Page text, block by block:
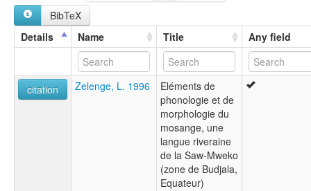
BibTeX
Details
Name Title Any field
citation Zelenge, L. 1996
Eléments de
phonologie et de
morphologie du
mosange, une
langue riveraine
de la Saw-Mweko
(zone de Budjala,
Equateur)